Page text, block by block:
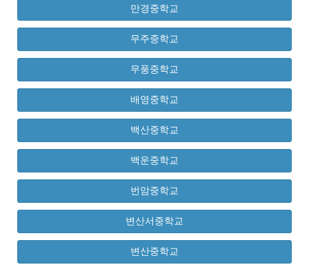
만경중학교
무주중학교
무풍중학교
배영중학교
백산중학교
백운중학교
번암중학교
변산서중학교
변산중학교